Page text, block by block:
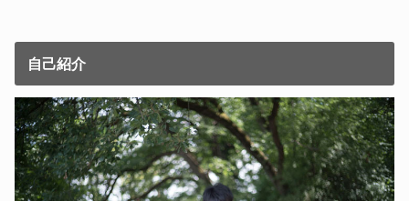
自己紹介